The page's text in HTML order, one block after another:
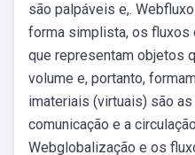
são palpáveis e,.
forma simplista, os fluxos
que representam objetos
volume e, portanto,
imateriais (virtuais) são
comunicação e a
Webglobalização e os